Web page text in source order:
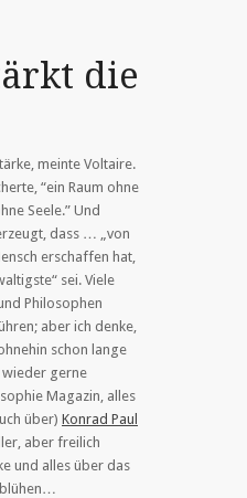
die
meinte Voltaire.
“ein Raum ohne
Seele.” Und
dass … „von
erschaffen hat,
sei. Viele
Philosophen
aber ich denke,
schon lange
wieder gerne
Magazin, alles
über) Konrad Paul
aber freilich
und alles über das